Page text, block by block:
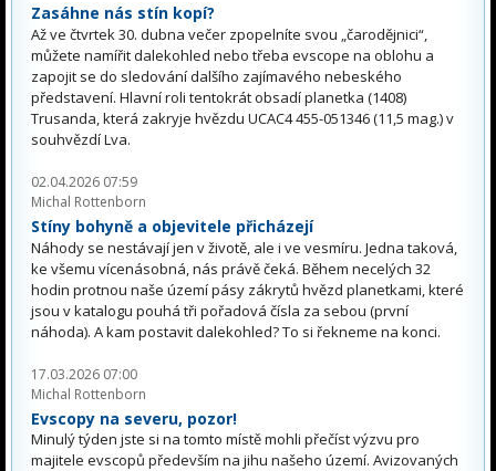
Zasáhne nás stín kopí?
Až ve čtvrtek 30. dubna večer zpopelníte svou „čarodějnici“,
můžete namířit dalekohled nebo třeba evscope na oblohu a
zapojit se do sledování dalšího zajímavého nebeského
představení. Hlavní roli tentokrát obsadí planetka (1408)
Trusanda, která zakryje hvězdu UCAC4 455-051346 (11,5 mag.) v
souhvězdí Lva.
02.04.2026 07:59
Michal Rottenborn
Stíny bohyně a objevitele přicházejí
Náhody se nestávají jen v životě, ale i ve vesmíru. Jedna taková,
ke všemu vícenásobná, nás právě čeká. Během necelých 32
hodin protnou naše území pásy zákrytů hvězd planetkami, které
jsou v katalogu pouhá tři pořadová čísla za sebou (první
náhoda). A kam postavit dalekohled? To si řekneme na konci.
17.03.2026 07:00
Michal Rottenborn
Evscopy na severu, pozor!
Minulý týden jste si na tomto místě mohli přečíst výzvu pro
majitele evscopů především na jihu našeho území. Avizovaných